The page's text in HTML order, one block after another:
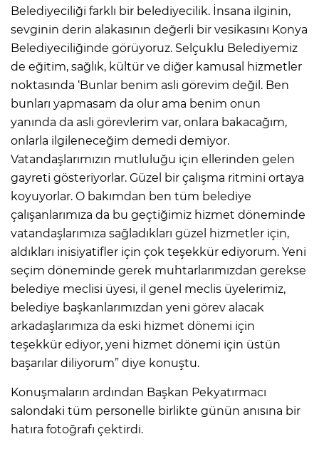
Belediyeciliği farklı bir belediyecilik. İnsana ilginin,
sevginin derin alakasının değerli bir vesikasını Konya
Belediyeciliğinde görüyoruz. Selçuklu Belediyemiz
de eğitim, sağlık, kültür ve diğer kamusal hizmetler
noktasında ‘Bunlar benim asli görevim değil. Ben
bunları yapmasam da olur ama benim onun
yanında da asli görevlerim var, onlara bakacağım,
onlarla ilgileneceğim demedi demiyor.
Vatandaşlarımızın mutluluğu için ellerinden gelen
gayreti gösteriyorlar. Güzel bir çalışma ritmini ortaya
koyuyorlar. O bakımdan ben tüm belediye
çalışanlarımıza da bu geçtiğimiz hizmet döneminde
vatandaşlarımıza sağladıkları güzel hizmetler için,
aldıkları inisiyatifler için çok teşekkür ediyorum. Yeni
seçim döneminde gerek muhtarlarımızdan gerekse
belediye meclisi üyesi, il genel meclis üyelerimiz,
belediye başkanlarımızdan yeni görev alacak
arkadaşlarımıza da eski hizmet dönemi için
teşekkür ediyor, yeni hizmet dönemi için üstün
başarılar diliyorum” diye konuştu.
Konuşmaların ardından Başkan Pekyatırmacı
salondaki tüm personelle birlikte günün anısına bir
hatıra fotoğrafı çektirdi.